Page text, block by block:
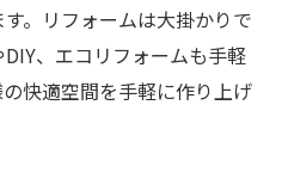
。リフォームは大掛かりで
、エコリフォームも手軽
快適空間を手軽に作り上げ